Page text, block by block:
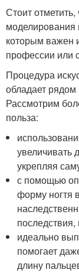
Стоит
моделирования
которым важен
профессии или
Процедура
обладает
Рассмотрим
польза:
увеличивать
укрепляя
с помощью
форму ногтя
идеально
помогает
длину